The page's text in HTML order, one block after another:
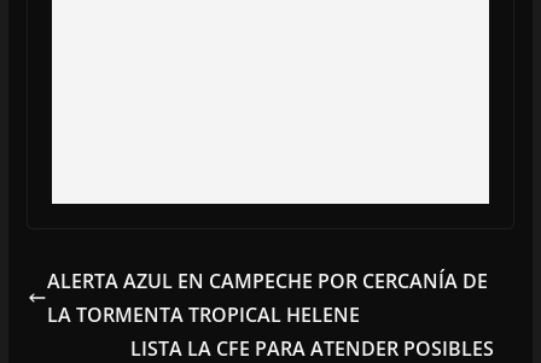
ALERTA AZUL EN CAMPECHE POR CERCANÍA DE
LA TORMENTA TROPICAL HELENE
LISTA LA CFE PARA ATENDER POSIBLES